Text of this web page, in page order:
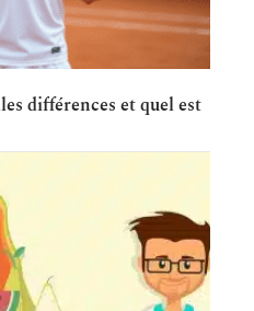
différences et quel est